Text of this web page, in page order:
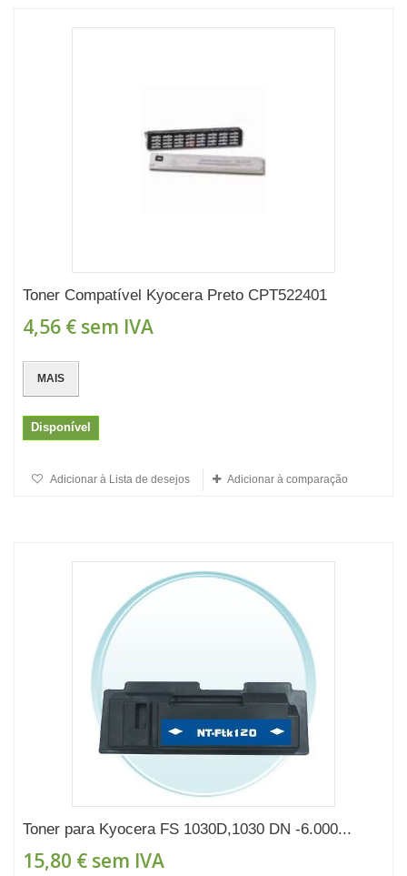
Toner Compatível Kyocera Preto CPT522401
4,56 € sem IVA
MAIS
Disponível
Adicionar à Lista de desejos Adicionar à comparação
Toner para Kyocera FS 1030D,1030 DN -6.000...
15,80 € sem IVA